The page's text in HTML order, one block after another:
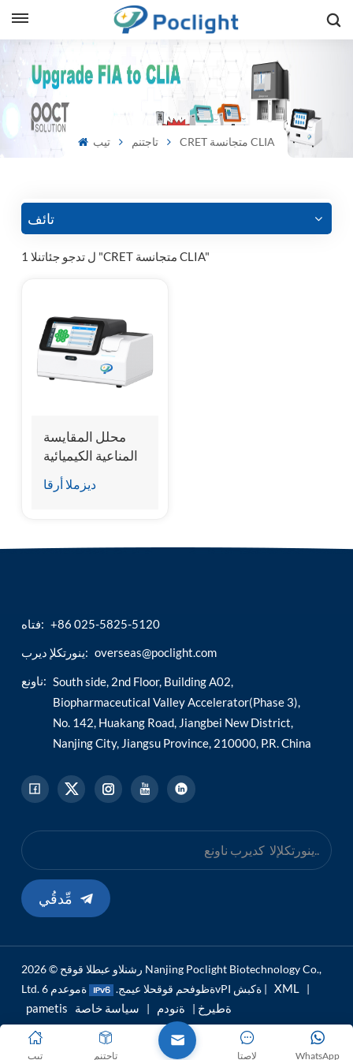
تيب تاجتنم CRET متجانسة CLIA
تائف
1 ل تدجو جئاتنلا "CRET متجانسة CLIA"
محلل المقايسة
المناعية الكيميائية
الجافة الأصلي في
المصنع
ديزملا أرقا
فتاه: +86 025-5825-5120
ينورتكلإ ديرب: overseas@poclight.com
ناونع: South side, 2nd Floor, Building A02,
Biopharmaceutical Valley Accelerator(Phase 3),
No. 142, Huakang Road, Jiangbei New District,
Nanjing City, Jiangsu Province, 210000, P.R. China
مِّدقُي
رشنلاو عبطلا قوقح © 2026 Nanjing Poclight Biotechnology Co.,
Ltd. ةظوفحم قوقحلا عيمج.
ةموعدم 6vPI ةكبش | XML |
pametis ةطيرخ | ةنودم | سياسة خاصة
تيب تاجتنم WhatsApp لاصتا